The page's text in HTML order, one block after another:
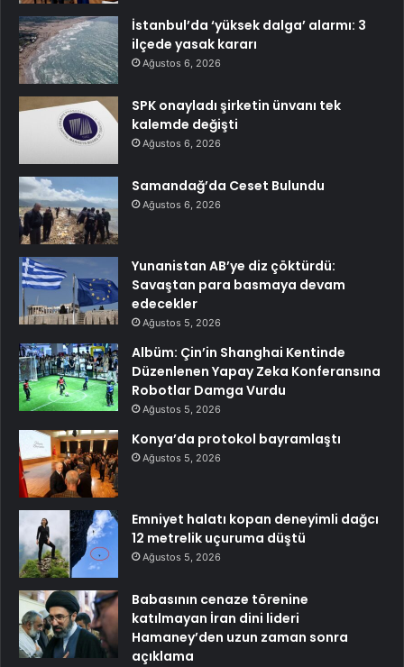
İstanbul’da ‘yüksek dalga’ alarmı: 3
ilçede yasak kararı
Ağustos 6, 2026
SPK onayladı şirketin ünvanı tek
kalemde değişti
Ağustos 6, 2026
Samandağ’da Ceset Bulundu
Ağustos 6, 2026
Yunanistan AB’ye diz çöktürdü:
Savaştan para basmaya devam
edecekler
Ağustos 5, 2026
Albüm: Çin’in Shanghai Kentinde
Düzenlenen Yapay Zeka Konferansına
Robotlar Damga Vurdu
Ağustos 5, 2026
Konya’da protokol bayramlaştı
Ağustos 5, 2026
Emniyet halatı kopan deneyimli dağcı
12 metrelik uçuruma düştü
Ağustos 5, 2026
Babasının cenaze törenine
katılmayan İran dini lideri
Hamaney’den uzun zaman sonra
açıklama